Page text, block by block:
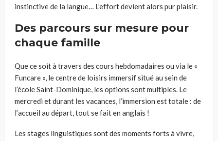
instinctive de la langue… L’effort devient alors pur plaisir.
Des parcours sur mesure pour
chaque famille
Que ce soit à travers des cours hebdomadaires ou via le «
Funcare », le centre de loisirs immersif situé au sein de
l’école Saint-Dominique, les options sont multiples. Le
mercredi et durant les vacances, l’immersion est totale : de
l’accueil au départ, tout se fait en anglais !
Les stages linguistiques sont des moments forts à vivre,